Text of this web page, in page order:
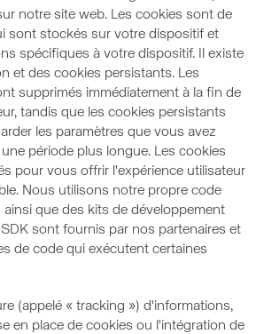
notre site web. Les cookies sont de
sont stockés sur votre dispositif et
spécifiques à votre dispositif. Il existe
et des cookies persistants. Les
supprimés immédiatement à la fin de
tandis que les cookies persistants
les paramètres que vous avez
période plus longue. Les cookies
pour vous offrir l'expérience utilisateur
Nous utilisons notre propre code
que des kits de développement
SDK sont fournis par nos partenaires et
de code qui exécutent certaines
(appelé « tracking ») d'informations,
en place de cookies ou l'intégration de